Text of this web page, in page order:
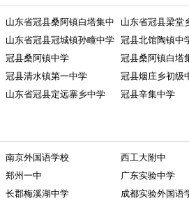
山东省冠县桑阿镇白塔集中
山东省冠县梁堂
山东省冠县冠城镇孙疃中学 冠县北馆陶镇中
冠县桑阿镇中学
冠县桑阿镇白塔
冠县清水镇第一中学
冠县烟庄乡初级
山东省冠县定远寨乡中学 冠县辛集中学
南京外国语学校
西工大附中
郑州一中
广东实验中学
长郡梅溪湖中学
成都实验外国语